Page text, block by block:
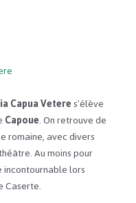
Capua Veteres’élève
Capoue. On retrouve de
romaine, avec divers
Au moins pour
incontournable lors
Caserte.